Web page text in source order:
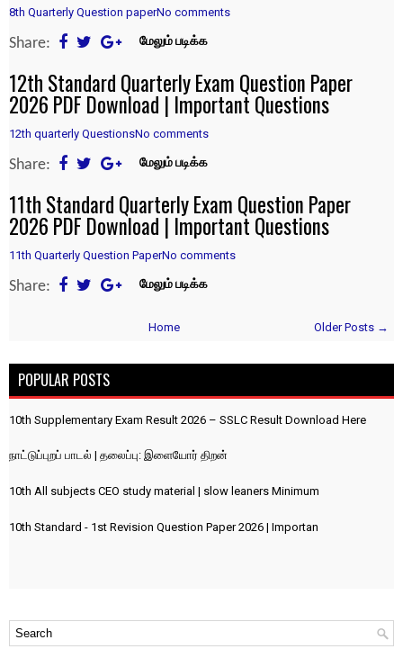
8th Quarterly Question paperNo comments
Share: மேலும் படிக்க
12th Standard Quarterly Exam Question Paper
2026 PDF Download | Important Questions
12th quarterly QuestionsNo comments
Share: மேலும் படிக்க
11th Standard Quarterly Exam Question Paper
2026 PDF Download | Important Questions
11th Quarterly Question PaperNo comments
Share: மேலும் படிக்க
Older Posts →
Home
POPULAR POSTS
10th Supplementary Exam Result 2026 – SSLC Result Download Here
நாட்டுப்புறப் பாடல் | தலைப்பு: இளையோர் திறன்
10th All subjects CEO study material | slow leaners Minimum
10th Standard - 1st Revision Question Paper 2026 | Importan